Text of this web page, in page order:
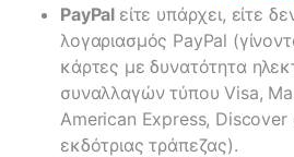
PayPal είτε υπάρχει, είτε
λογαριασμός PayPal
κάρτες με δυνατότητα
συναλλαγών τύπου Visa,
American Express, Discover
εκδότριας τράπεζας).